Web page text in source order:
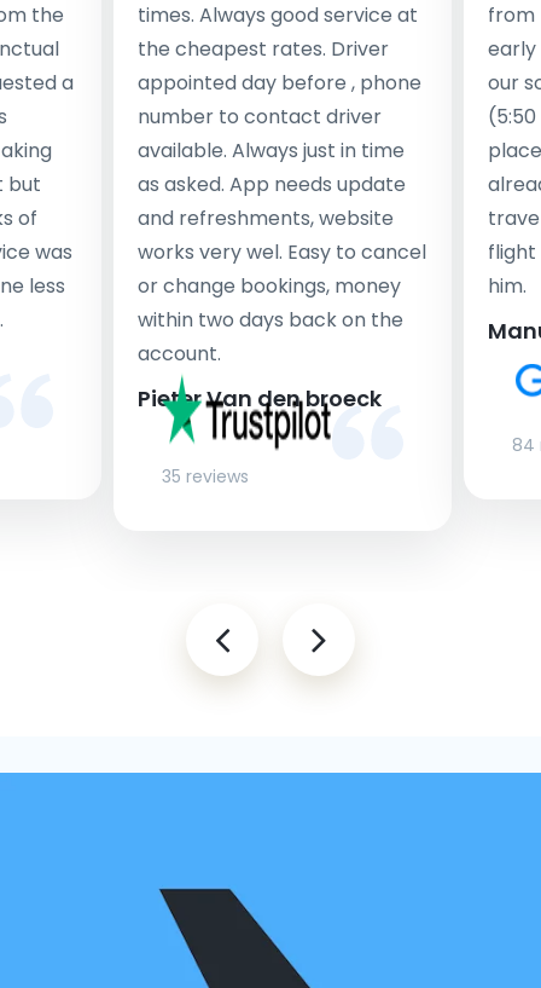
the
a
but
of
was
less
times. Always good service at
the cheapest rates. Driver
appointed day before , phone
number to contact driver
available. Always just in time
as asked. App needs update
and refreshments, website
works very wel. Easy to cancel
or change bookings, money
within two days back on the
account.
Pieter Van den broeck
35 reviews
from
early
our
flight
him.
84